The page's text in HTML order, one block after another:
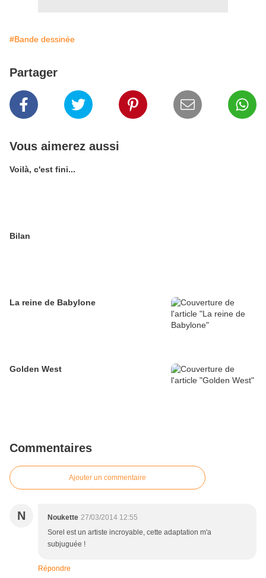
#Bande dessinée
Partager
Vous aimerez aussi
Voilà, c'est fini...
Bilan
La reine de Babylone
Golden West
Commentaires
Ajouter un commentaire
N Noukette 27/03/2014 12:55
Sorel est un artiste incroyable, cette adaptation m'a
subjuguée !
Répondre